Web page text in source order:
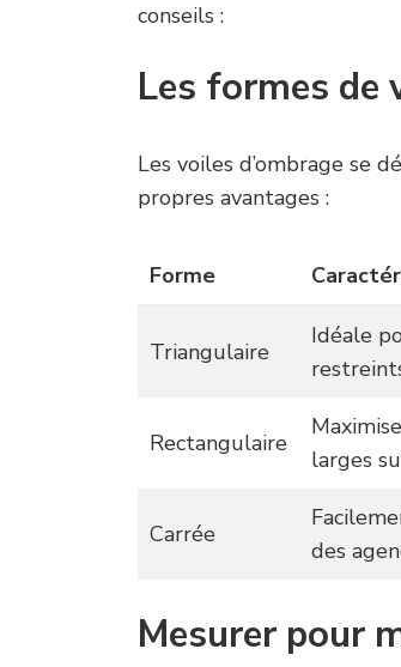
conseils :
Les formes de
Les voiles d’ombrage se
propres avantages :
Forme
Triangulaire
Idéale
Rectangulaire
larges
Carrée
des
Mesurer pour